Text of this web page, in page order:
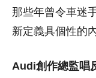
那些年曾令車迷
新定義具個性的
Audi創作總監唱